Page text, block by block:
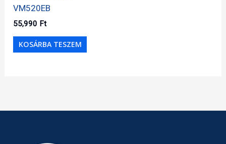
VM520EB
55,990 Ft
KOSÁRBA TESZEM